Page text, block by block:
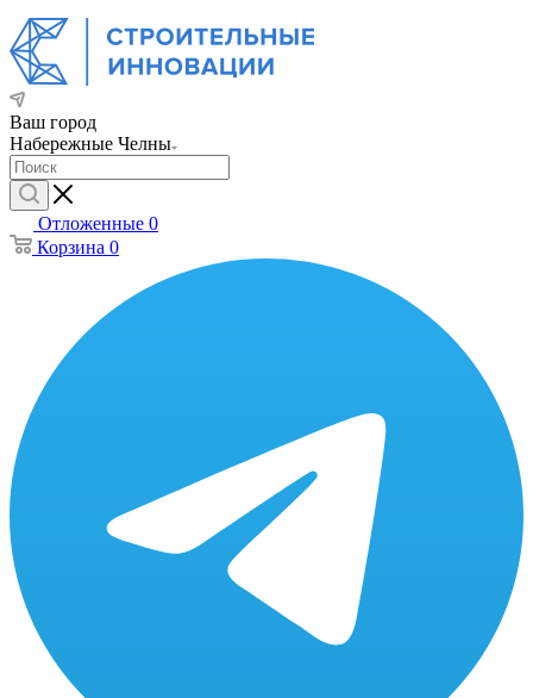
Ваш город
Набережные Челны
Отложенные 0
Корзина 0